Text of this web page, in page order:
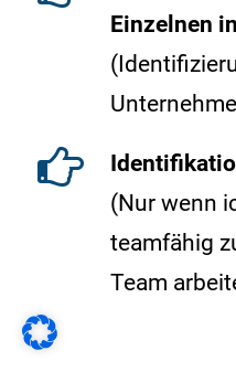
Einzelnen
(Nur wenn
teamfähig
Team